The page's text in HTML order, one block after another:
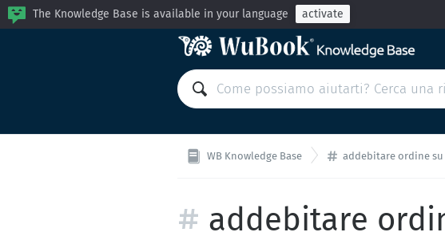
The Knowledge Base is available in your language activate
WB Knowledge Base addebitare ordine
addebitare